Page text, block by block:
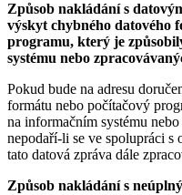
Způsob nakládání s
výskyt chybného datového
programu, který je
systému nebo
Pokud bude na adresu
formátu nebo počítačový
na informačním systému
nepodaří-li se ve spolupráci s
tato datová zpráva dále
Způsob nakládání s